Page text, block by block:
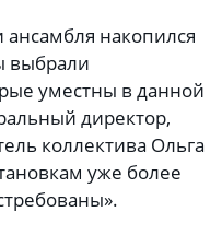
ансамбля накопился
выбрали
уместны в данной
директор,
коллектива Ольга
уже более